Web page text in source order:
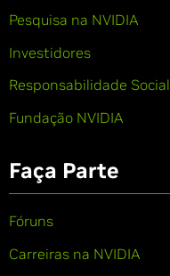
Pesquisa na NVIDIA
Investidores
Responsabilidade Social
Fundação NVIDIA
Faça Parte
Fóruns
Carreiras na NVIDIA